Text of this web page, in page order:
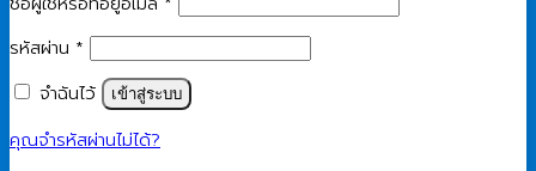
รหัสผ่าน * ต้องการ
จำฉันไว้
เข้าสู่ระบบ
คุณจำรหัสผ่านไม่ได้?